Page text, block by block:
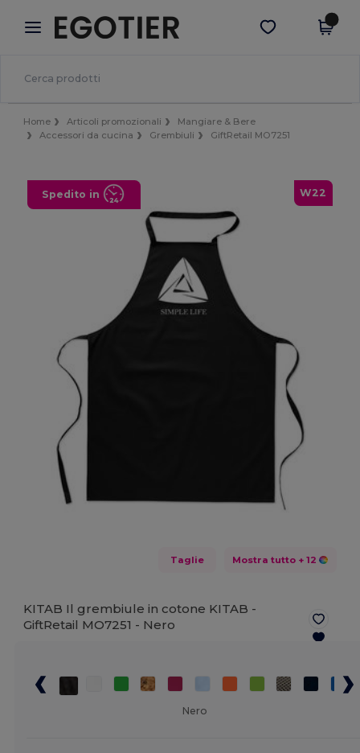
× App Egotier
Prezzi migliori sull'app!
Scarica app
Home Articoli promozionali
Mangiare & Bere
Accessori da cucina
Grembiuli GiftRetail MO7251
W22
Spedito in
Taglie Mostra tutto + 12
KITAB Il grembiule in cotone KITAB -
GiftRetail MO7251 - Nero
Nero